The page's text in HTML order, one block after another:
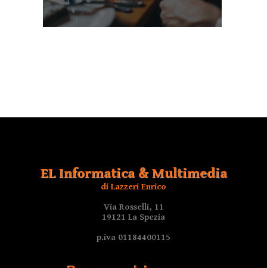
EL Informatica & Multimedia
di Lazzeri Enrico
Via Rosselli, 11
19121 La Spezia
p.iva 01184400115